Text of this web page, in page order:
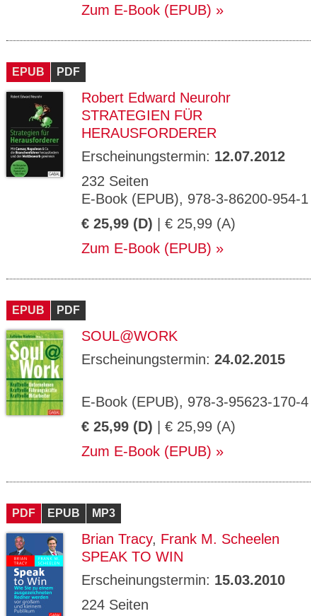
Zum E-Book (EPUB)
EPUB PDF
Robert Edward Neurohr
STRATEGIEN FÜR
HERAUSFORDERER
Erscheinungstermin: 12.07.2012
232 Seiten
E-Book (EPUB), 978-3-86200-954-1
€ 25,99 (D) | € 25,99 (A)
Zum E-Book (EPUB)
EPUB PDF
SOUL@WORK
Erscheinungstermin: 24.02.2015
E-Book (EPUB), 978-3-95623-170-4
€ 25,99 (D) | € 25,99 (A)
Zum E-Book (EPUB)
PDF EPUB MP3
Brian Tracy, Frank M. Scheelen
SPEAK TO WIN
Erscheinungstermin: 15.03.2010
224 Seiten